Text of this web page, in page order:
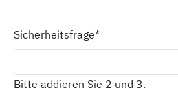
Sicherheitsfrage*
Bitte addieren Sie 2 und 3.